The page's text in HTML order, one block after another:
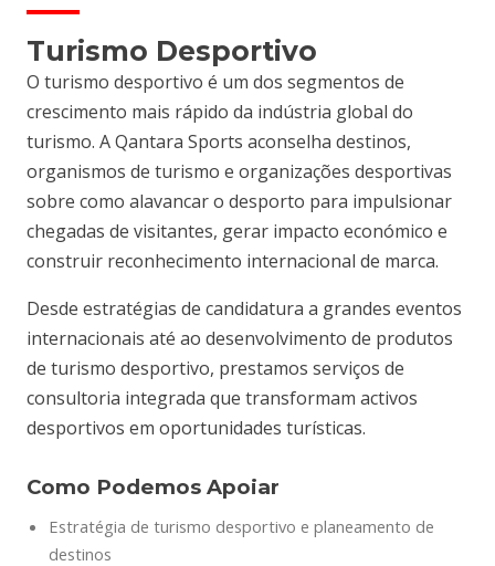
Turismo Desportivo
O turismo desportivo é um dos segmentos de
crescimento mais rápido da indústria global do
turismo. A Qantara Sports aconselha destinos,
organismos de turismo e organizações desportivas
sobre como alavancar o desporto para impulsionar
chegadas de visitantes, gerar impacto económico e
construir reconhecimento internacional de marca.
Desde estratégias de candidatura a grandes eventos
internacionais até ao desenvolvimento de produtos
de turismo desportivo, prestamos serviços de
consultoria integrada que transformam activos
desportivos em oportunidades turísticas.
Como Podemos Apoiar
Estratégia de turismo desportivo e planeamento de
destinos